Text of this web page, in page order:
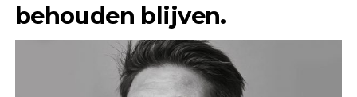
behouden blijven.